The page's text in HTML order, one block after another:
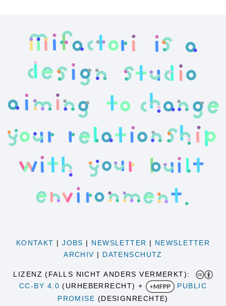
KONTAKT |JOBS | NEWSLETTER | NEWSLETTER
ARCHIV | DATENSCHUTZ
LIZENZ (FALLS NICHT ANDERS VERMERKT):
CC-BY 4.0 (URHEBERRECHT) +
PUBLIC
PROMISE (DESIGNRECHTE)